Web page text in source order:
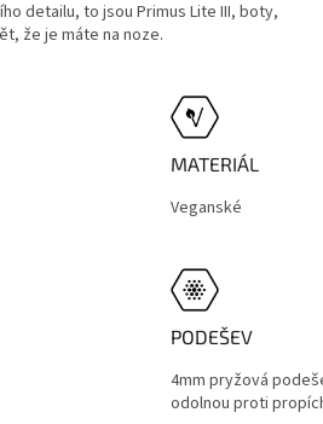
detailu, to jsou Primus Lite III, boty,
že je máte na noze.
MATERIÁL
Veganské
PODEŠEV
4mm pryžová
odolnou proti